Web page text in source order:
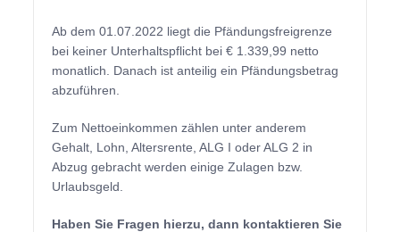
Ab dem 01.07.2022 liegt die Pfändungsfreigrenze
bei keiner Unterhaltspflicht bei € 1.339,99 netto
monatlich. Danach ist anteilig ein Pfändungsbetrag
abzuführen.
Zum Nettoeinkommen zählen unter anderem
Gehalt, Lohn, Altersrente, ALG I oder ALG 2 in
Abzug gebracht werden einige Zulagen bzw.
Urlaubsgeld.
Haben Sie Fragen hierzu, dann kontaktieren Sie